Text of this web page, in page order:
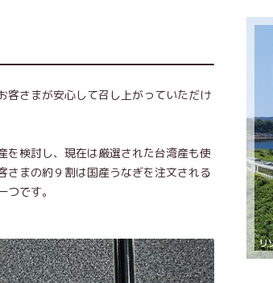
客さまが安心して召し上がっていただけ
を検討し、現在は厳選された台湾産も使
さまの約９割は国産うなぎを注文される
です。